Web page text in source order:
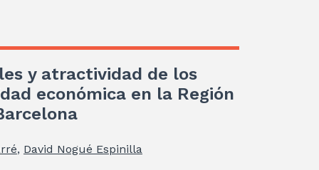
y atractividad de los
económica en la Región
, David Nogué Espinilla